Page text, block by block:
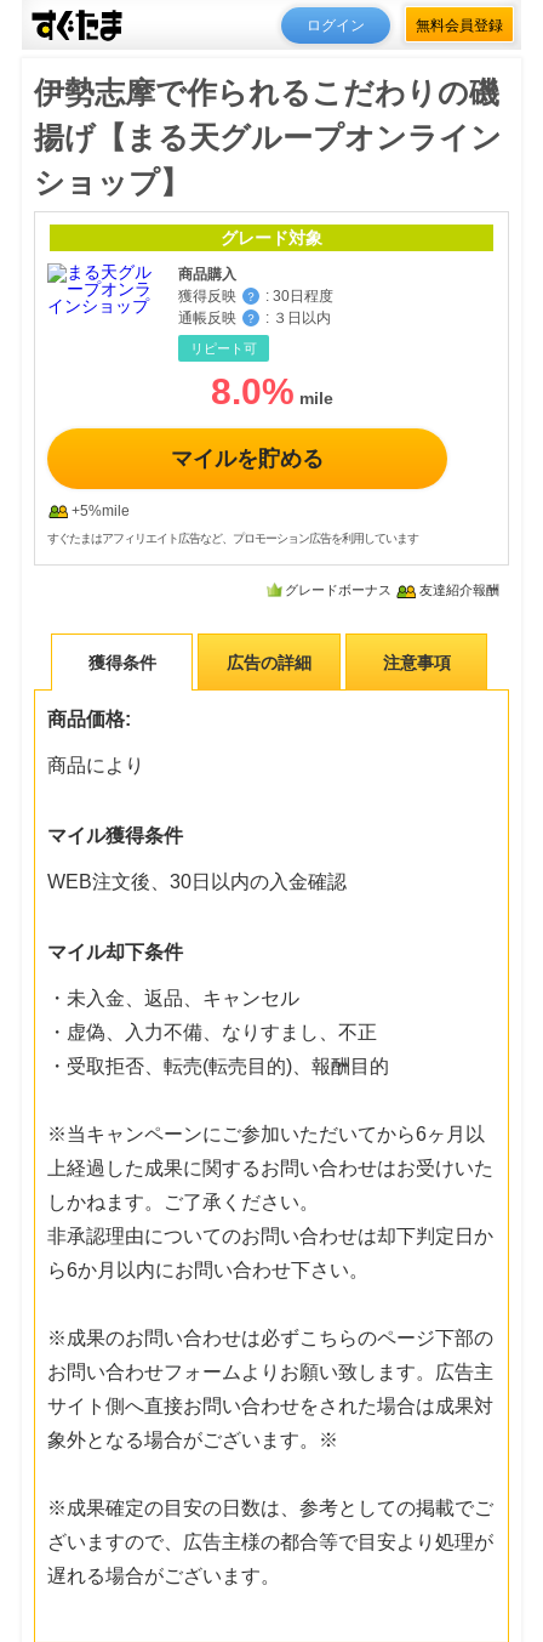
ログイン 無料会員登録
伊勢志摩で作られるこだわりの磯
揚げ【まる天グループオンライン
ショップ】
グレード対象
商品購入
獲得反映
？ : 30日程度
通帳反映
？ : ３日以内
リピート可
8.0%
マイルを貯める
+5%mile
すぐたまはアフィリエイト広告など、プロモーション広告を利用しています
グレードボーナス 友達紹介報酬
獲得条件 広告の詳細 注意事項
商品価格:
商品により
マイル獲得条件
WEB注文後、30日以内の入金確認
マイル却下条件
・未入金、返品、キャンセル
・虚偽、入力不備、なりすまし、不正
・受取拒否、転売(転売目的)、報酬目的
※当キャンペーンにご参加いただいてから6ヶ月以
上経過した成果に関するお問い合わせはお受けいた
しかねます。ご了承ください。
非承認理由についてのお問い合わせは却下判定日か
ら6か月以内にお問い合わせ下さい。
※成果のお問い合わせは必ずこちらのページ下部の
お問い合わせフォームよりお願い致します。広告主
サイト側へ直接お問い合わせをされた場合は成果対
象外となる場合がございます。※
※成果確定の目安の日数は、参考としての掲載でご
ざいますので、広告主様の都合等で目安より処理が
遅れる場合がございます。